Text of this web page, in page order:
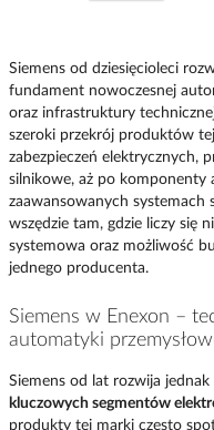
Siemens od dziesięcioleci
fundament nowoczesnej
oraz infrastruktury
szeroki przekrój produktów
zabezpieczeń elektrycznych,
silnikowe, aż po
zaawansowanych systemach
wszędzie tam, gdzie liczy się
systemowa oraz możliwość
jednego producenta.
Siemens w Enexon –
automatyki
Siemens od lat rozwija jednak
kluczowych segmentów
produkty tej marki często